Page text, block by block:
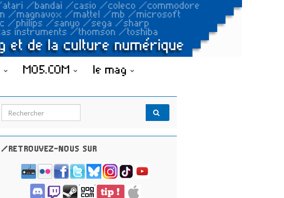
MO5.COM le mag
Search for:
/RETROUVEZ-NOUS SUR